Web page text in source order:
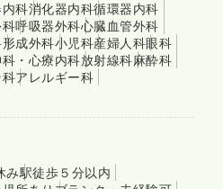
科消化器内科循環器内科
呼吸器外科心臓血管外科
形成外科小児科産婦人科眼科
・心療内科放射線科麻酔科
科アレルギー科
み駅徒歩５分以内